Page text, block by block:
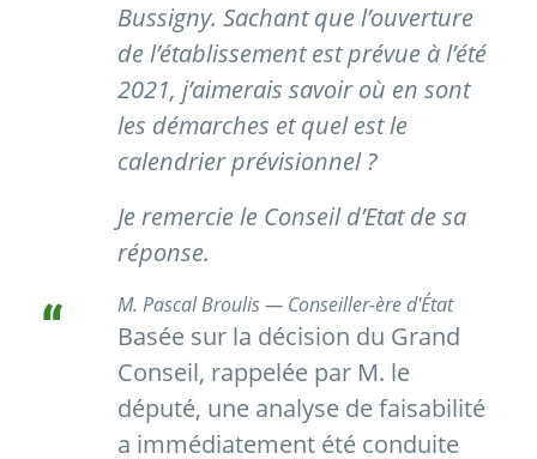
Bussigny. Sachant que l’ouverture
de l’établissement est prévue à l’été
2021, j’aimerais savoir où en sont
les démarches et quel est le
calendrier prévisionnel ?
Je remercie le Conseil d’Etat de sa
réponse.
M. Pascal Broulis — Conseiller-ère d'État
Basée sur la décision du Grand
Conseil, rappelée par M. le
député, une analyse de faisabilité
a immédiatement été conduite